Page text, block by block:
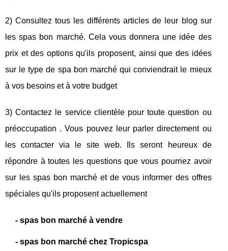
2) Consultez tous les différents articles de leur blog sur
les spas bon marché. Cela vous donnera une idée des
prix et des options qu'ils proposent, ainsi que des idées
sur le type de spa bon marché qui conviendrait le mieux
à vos besoins et à votre budget
3) Contactez le service clientèle pour toute question ou
préoccupation . Vous pouvez leur parler directement ou
les contacter via le site web. Ils seront heureux de
répondre à toutes les questions que vous pourriez avoir
sur les spas bon marché et de vous informer des offres
spéciales qu'ils proposent actuellement
- spas bon marché à vendre
- spas bon marché chez Tropicspa